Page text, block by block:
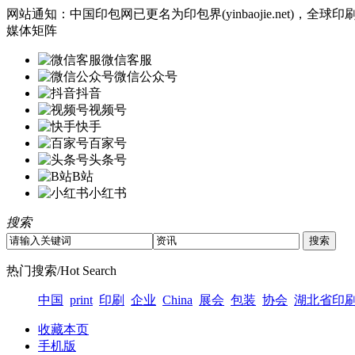
网站通知：中国印包网已更名为印包界(yinbaojie.net)，全球
媒体矩阵
微信客服
微信公众号
抖音
视频号
快手
百家号
头条号
B站
小红书
搜索
热门搜索/Hot Search
中国 print 印刷 企业 China 展会 包装 协会 湖北省印
收藏本页
手机版